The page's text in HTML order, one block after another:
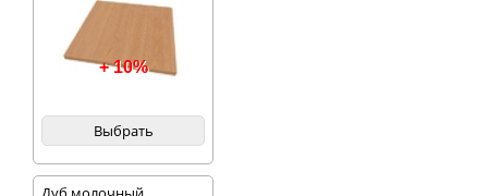
+ 10%
Выбрать